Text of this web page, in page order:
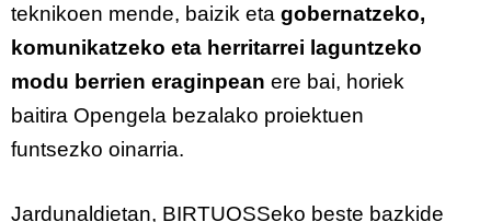
teknikoen mende, baizik eta gobernatzeko,
komunikatzeko eta herritarrei laguntzeko
modu berrien eraginpean ere bai, horiek
baitira Opengela bezalako proiektuen
funtsezko oinarria.
Jardunaldietan, BIRTUOSSeko beste bazkide